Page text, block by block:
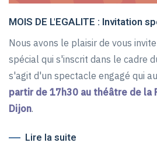
MOIS DE L'EGALITE : Invitation
Nous avons le plaisir de vous
spécial qui s'inscrit dans le cadre
s'agit d'un spectacle engagé qui
partir de 17h30 au théâtre de la
Dijon.
Lire la suite